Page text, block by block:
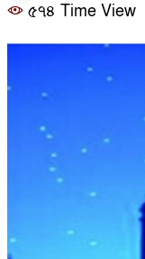
৫৭৪ Time View